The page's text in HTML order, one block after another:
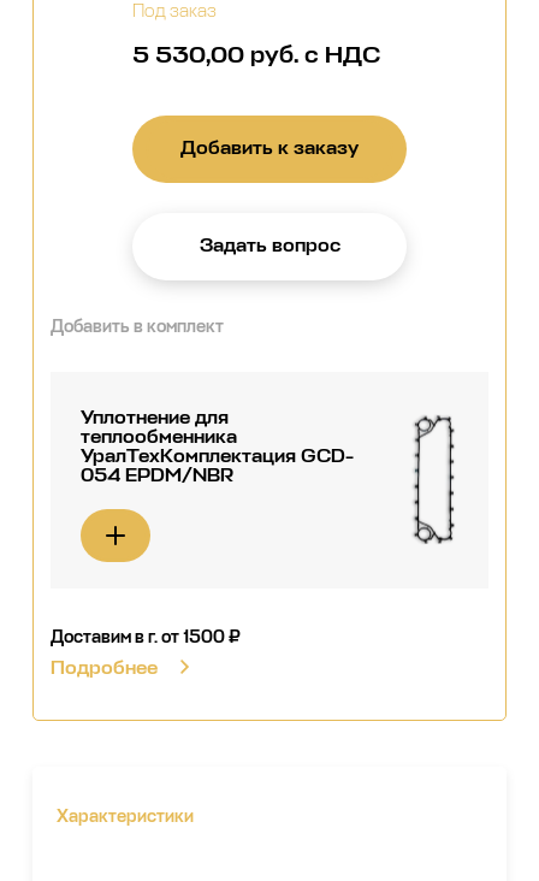
Под заказ
5 530,00 руб. с НДС
Добавить к заказу
Задать вопрос
Добавить в комплект
Уплотнение для
теплообменника
УралТехКомплектация GCD-
054 EPDM/NBR
Доставим в г.от 1500 ₽
Подробнее
Характеристики